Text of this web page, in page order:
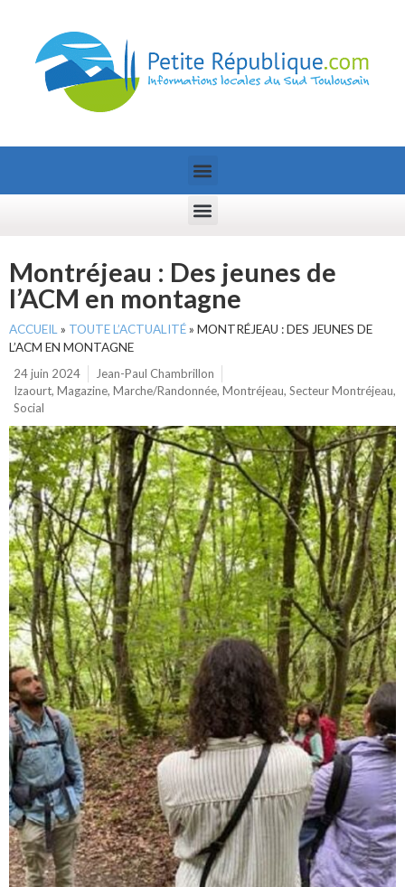
Montréjeau : Des jeunes de
l’ACM en montagne
ACCUEIL » TOUTE L’ACTUALITÉ» MONTRÉJEAU : DES JEUNES DE
L’ACM EN MONTAGNE
24 juin 2024
Jean-Paul Chambrillon
Izaourt, Magazine, Marche/Randonnée, Montréjeau, Secteur Montréjeau,
Social